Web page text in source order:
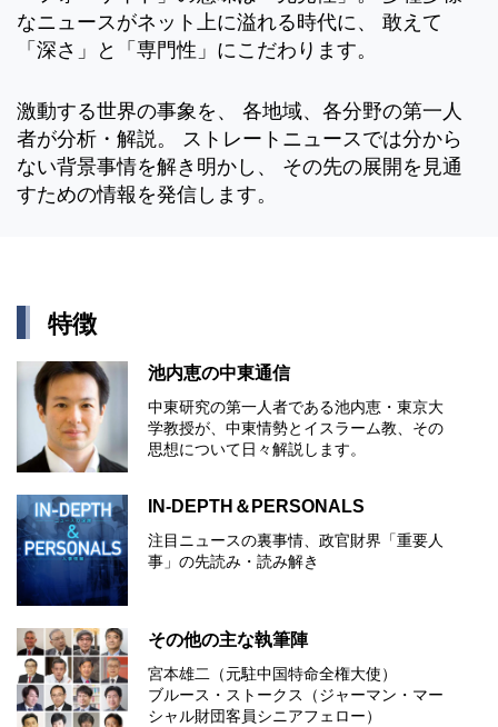
なニュースがネット上に溢れる時代に、 敢えて
「深さ」と「専門性」にこだわります。
激動する世界の事象を、 各地域、各分野の第一人
者が分析・解説。 ストレートニュースでは分から
ない背景事情を解き明かし、 その先の展開を見通
すための情報を発信します。
特徴
池内恵の中東通信
中東研究の第⼀⼈者である池内恵・東京⼤
学教授が、中東情勢とイスラーム教、その
思想について⽇々解説します。
IN-DEPTH＆PERSONALS
注目ニュースの裏事情、政官財界「重要人
事」の先読み・読み解き
その他の主な執筆陣
宮本雄二（元駐中国特命全権大使）
ブルース・ストークス（ジャーマン・マー
シャル財団客員シニアフェロー）